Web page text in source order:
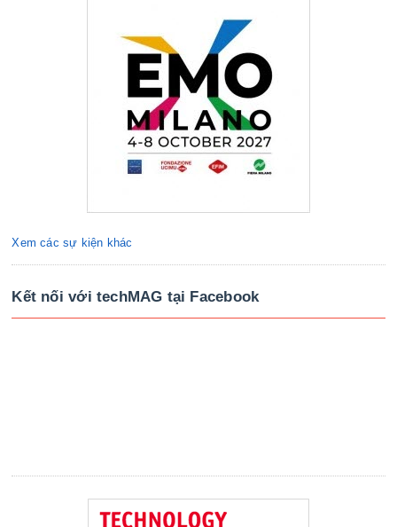
Xem các sự kiện khác
Kết nối với techMAG tại Facebook